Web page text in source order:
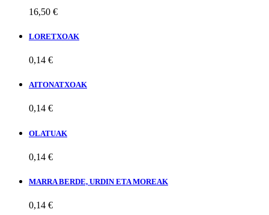
16,50 €
LORETXOAK
0,14 €
AITONATXOAK
0,14 €
OLATUAK
0,14 €
MARRA BERDE, URDIN ETA MOREAK
0,14 €